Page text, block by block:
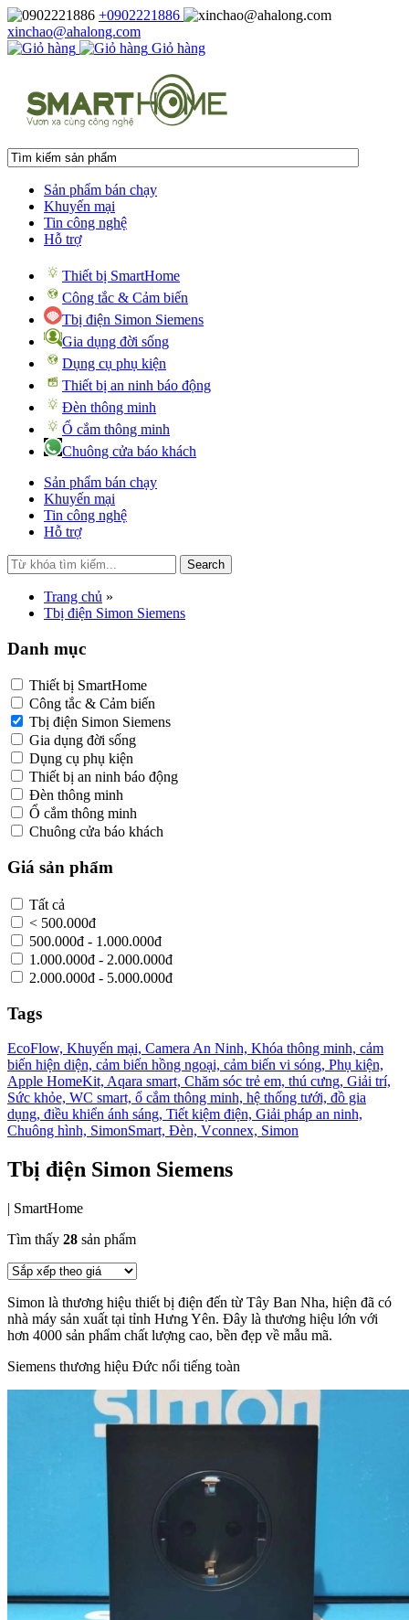
+0902221886
xinchao@ahalong.com
Giỏ hàng
Sản phẩm bán chạy
Khuyến mại
Tin công nghệ
Hỗ trợ
Thiết bị SmartHome
Công tắc & Cảm biến
Tbị điện Simon Siemens
Gia dụng đời sống
Dụng cụ phụ kiện
Thiết bị an ninh báo động
Đèn thông minh
Ổ cắm thông minh
Chuông cửa báo khách
Sản phẩm bán chạy
Khuyến mại
Tin công nghệ
Hỗ trợ
Search
Trang chủ »
Tbị điện Simon Siemens
Danh mục
Thiết bị SmartHome
Công tắc & Cảm biến
Tbị điện Simon Siemens
Gia dụng đời sống
Dụng cụ phụ kiện
Thiết bị an ninh báo động
Đèn thông minh
Ổ cắm thông minh
Chuông cửa báo khách
Giá sản phẩm
Tất cả
< 500.000đ
500.000đ - 1.000.000đ
1.000.000đ - 2.000.000đ
2.000.000đ - 5.000.000đ
Tags
EcoFlow, Khuyến mại, Camera An Ninh, Khóa thông minh, cảm
biến hiện diện, cảm biến hồng ngoại, cảm biến vi sóng, Phụ kiện,
Apple HomeKit, Aqara smart, Chăm sóc trẻ em, thú cưng, Giải trí,
Sức khỏe, WC smart, ổ cắm thông minh, hệ thống tưới, đồ gia
dụng, điều khiển ánh sáng, Tiết kiệm điện, Giải pháp an ninh,
Chuông hình, SimonSmart, Đèn, Vconnex, Simon
Tbị điện Simon Siemens
| SmartHome
Tìm thấy 28 sản phẩm
Simon là thương hiệu thiết bị điện đến từ Tây Ban Nha, hiện đã có
nhà máy sản xuất tại tỉnh Hưng Yên. Đây là thương hiệu lớn với
hơn 4000 sản phẩm chất lượng cao, bền đẹp về mẫu mã.
Siemens thương hiệu Đức nổi tiếng toàn